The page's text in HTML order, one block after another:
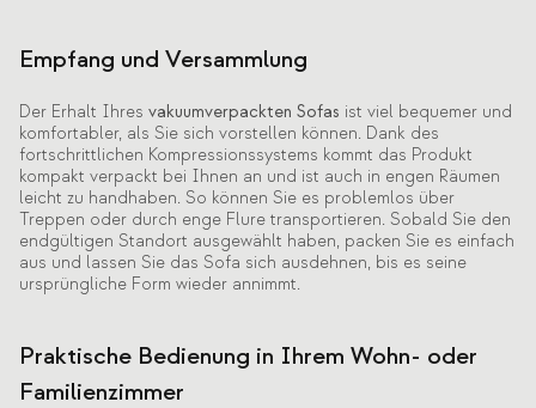
Empfang und Versammlung
Der Erhalt Ihres vakuumverpackten Sofas ist viel bequemer und
komfortabler, als Sie sich vorstellen können. Dank des
fortschrittlichen Kompressionssystems kommt das Produkt
kompakt verpackt bei Ihnen an und ist auch in engen Räumen
leicht zu handhaben. So können Sie es problemlos über
Treppen oder durch enge Flure transportieren. Sobald Sie den
endgültigen Standort ausgewählt haben, packen Sie es einfach
aus und lassen Sie das Sofa sich ausdehnen, bis es seine
ursprüngliche Form wieder annimmt.
Praktische Bedienung in Ihrem Wohn- oder
Familienzimmer